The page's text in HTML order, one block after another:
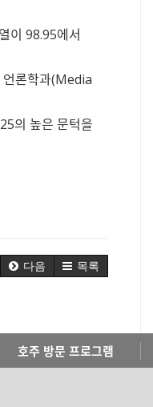
이 98.95에서
언론학과(Media
의 높은 문턱을
다음 목록
호주 방문 프로그램